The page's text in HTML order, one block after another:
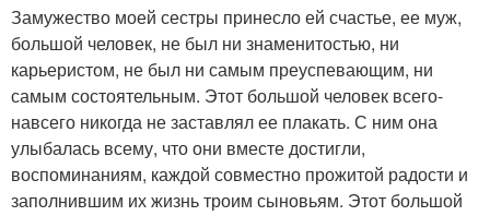
Замужество моей сестры принесло ей счастье, ее муж,
большой человек, не был ни знаменитостью, ни
карьеристом, не был ни самым преуспевающим, ни
самым состоятельным. Этот большой человек всего-
навсего никогда не заставлял ее плакать. С ним она
улыбалась всему, что они вместе достигли,
воспоминаниям, каждой совместно прожитой радости и
заполнившим их жизнь троим сыновьям. Этот большой